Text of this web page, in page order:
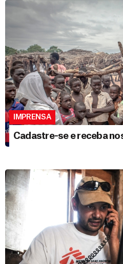
IMPRENSA
Cadastre-se e receba